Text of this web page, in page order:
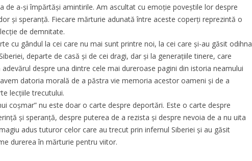
de a-și împărtăși amintirile. Am ascultat cu emoție poveștile lor despre
și speranță. Fiecare mărturie adunată între aceste coperți reprezintă o
de demnitate.
cu gândul la cei care nu mai sunt printre noi, la cei care și-au găsit odihna
departe de casă și de cei dragi, dar și la generațiile tinere, care
despre una dintre cele mai dureroase pagini din istoria neamului
datoria morală de a păstra vie memoria acestor oameni și de a
lecțiile trecutului.
coșmar” nu este doar o carte despre deportări. Este o carte despre
și speranță, despre puterea de a rezista și despre nevoia de a nu uita
adus tuturor celor care au trecut prin infernul Siberiei și au găsit
durerea în mărturie pentru viitor.